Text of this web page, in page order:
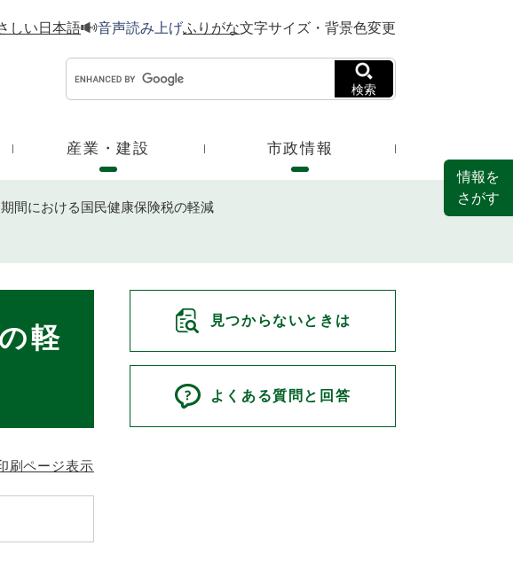
しい日本語 音声読み上げふりがな文字サイズ・背景色変更
検索
産業・建設 市政情報
間における国民健康保険税の軽減
軽
刷ページ表示
見つからないときは
よくある質問と回答
情報を
さがす